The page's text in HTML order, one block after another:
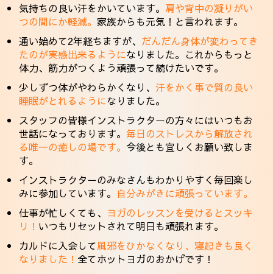
気持ちの良い汗をかいています。 肩や背中の凝りがい
つの間にか軽減。 家族からも元気！と言われます。
通い始めて2年経ちますが、 だんだん身体が変わってき
たのが実感出来るようになりました。これからもっと
体力、筋力がつくよう頑張って続けたいです。
少しずつ体がやわらかくなり、汗をかく事で質の良い
睡眠がとれるようになりました。
スタッフの皆様インストラクターの方々にはいつもお
世話になっております。 毎日のストレスから解放され
る唯一の癒しの場です。 今後とも宜しくお願い致しま
す。
インストラクターのみなさんもわかりやすく毎回楽し
みに参加しています。 自分みがきに頑張っています。
仕事が忙しくても、 ヨガのレッスンを受けるとスッキ
リ！ いつもリセットされて明日も頑張れます。
カルドに入会して風邪をひかなくなり、寝起きも良く
なりました！ 全てホットヨガのおかげです！